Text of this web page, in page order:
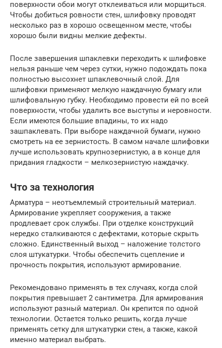
поверхности обои могут отклеиваться или морщиться.
Чтобы добиться ровности стен, шлифовку проводят
несколько раз в хорошо освещенном месте, чтобы
хорошо были видны мелкие дефекты.
После завершения шпаклевки переходить к шлифовке
нельзя раньше чем через сутки, нужно подождать пока
полностью высохнет шпаклевочный слой. Для
шлифовки применяют мелкую наждачную бумагу или
шлифовальную губку. Необходимо провести ей по всей
поверхности, чтобы удалить все выступы и неровности.
Если имеются большие впадины, то их надо
зашпаклевать. При выборе наждачной бумаги, нужно
смотреть на ее зернистость. В самом начале шлифовки
лучше использовать крупнозернистую, а в конце для
придания гладкости – мелкозернистую наждачку.
Что за технология
Арматура – неотъемлемый строительный материал.
Армирование укрепляет сооружения, а также
продлевает срок службы. При отделке конструкций
нередко сталкиваются с дефектами, которые скрыть
сложно. Единственный выход – наложение толстого
слоя штукатурки. Чтобы обеспечить сцепление и
прочность покрытия, используют армирование.
Рекомендовано применять в тех случаях, когда слой
покрытия превышает 2 сантиметра. Для армирования
используют разный материал. Он крепится по одной
технологии. Остается только решить, когда лучше
применять сетку для штукатурки стен, а также, какой
именно материал выбрать.